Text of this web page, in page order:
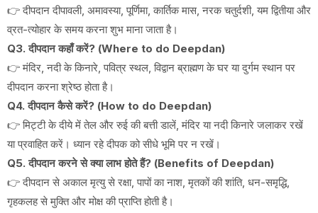
👉 दीपदान दीपावली, अमावस्या, पूर्णिमा, कार्तिक मास, नरक चतुर्दशी, यम द्वितीया और
व्रत-त्योहार के समय करना शुभ माना जाता है।
Q3. दीपदान कहाँ करें? (Where to do Deepdan)
👉 मंदिर, नदी के किनारे, पवित्र स्थल, विद्वान ब्राह्मण के घर या दुर्गम स्थान पर
दीपदान करना श्रेष्ठ होता है।
Q4. दीपदान कैसे करें? (How to do Deepdan)
👉 मिट्टी के दीये में तेल और रुई की बत्ती डालें, मंदिर या नदी किनारे जलाकर रखें
या प्रवाहित करें। ध्यान रहे दीपक को सीधे भूमि पर न रखें।
Q5. दीपदान करने से क्या लाभ होते हैं? (Benefits of Deepdan)
👉 दीपदान से अकाल मृत्यु से रक्षा, पापों का नाश, मृतकों की शांति, धन-समृद्धि,
गृहकलह से मुक्ति और मोक्ष की प्राप्ति होती है।